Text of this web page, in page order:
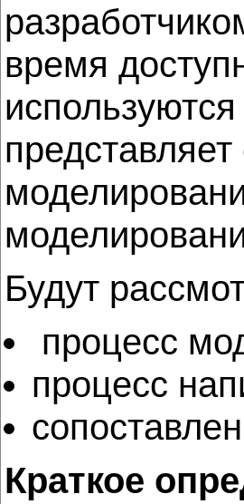
время
Будут
процесс
процесс
Краткое